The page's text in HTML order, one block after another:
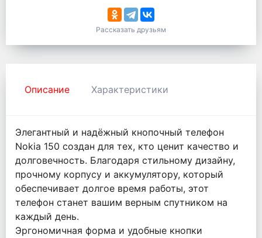
Рассказать друзьям
Описание Характеристики
Элегантный и надёжный кнопочный телефон
Nokia 150 создан для тех, кто ценит качество и
долговечность. Благодаря стильному дизайну,
прочному корпусу и аккумулятору, который
обеспечивает долгое время работы, этот
телефон станет вашим верным спутником на
каждый день.
Эргономичная форма и удобные кнопки